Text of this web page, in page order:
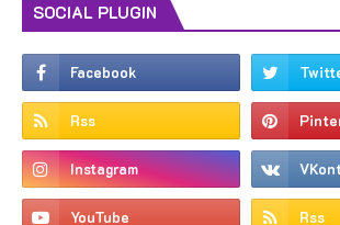
SOCIAL PLUGIN